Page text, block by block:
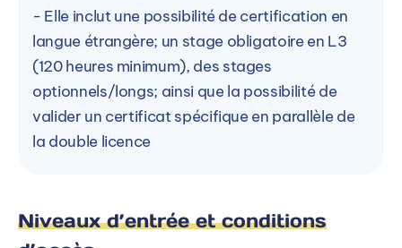
- Elle inclut une possibilité de certification en
langue étrangère; un stage obligatoire en L3
(120 heures minimum), des stages
optionnels/longs; ainsi que la possibilité de
valider un certificat spécifique en parallèle de
la double licence
Niveaux d’entrée et conditions